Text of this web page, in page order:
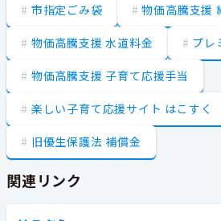
市指定ごみ袋 物価高騰支援
物価高騰支援 水道料金 プレ
物価高騰支援 子育て応援手当
楽しい子育て応援サイト はこすく
旧優生保護法 補償金
関連リンク